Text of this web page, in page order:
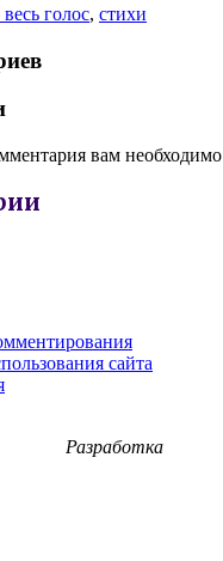
голос, стихи
вам необходимо
сайта
Разработка